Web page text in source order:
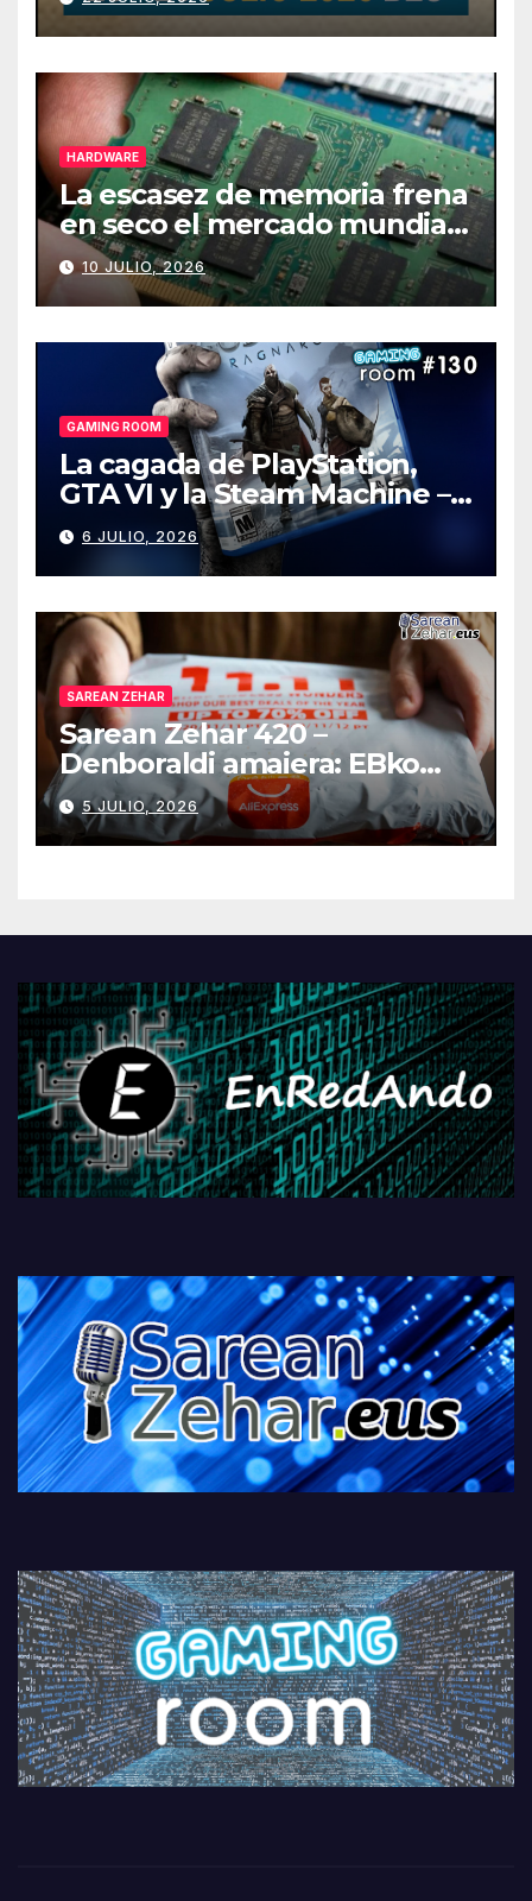
HARDWARE
La escasez de memoria frena
en seco el mercado mundial
de PCs
10 JULIO, 2026
GAMING ROOM
La cagada de PlayStation,
GTA VI y la Steam Machine –
Gaming Room #130
6 JULIO, 2026
SAREAN ZEHAR
Sarean Zehar 420 –
Denboraldi amaiera: EBko
muga-zerga berriak
AliExpressi, AEBetako AAren
kontrola, Googleri behin
PlayStationeko bideojoko
5 JULIO, 2026